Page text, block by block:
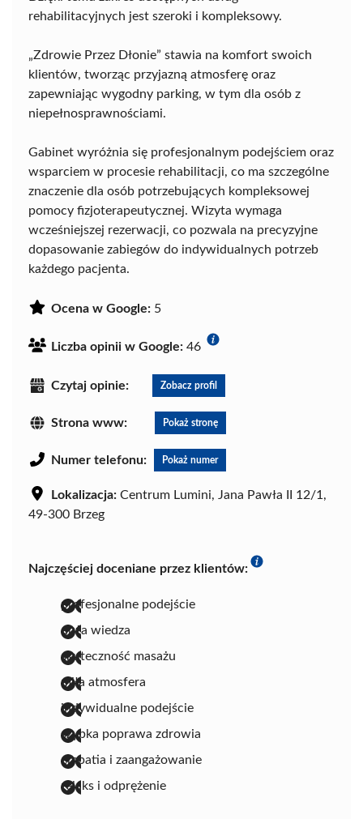
rehabilitacyjnych jest szeroki i kompleksowy.
„Zdrowie Przez Dłonie” stawia na komfort swoich
klientów, tworząc przyjazną atmosferę oraz
zapewniając wygodny parking, w tym dla osób z
niepełnosprawnościami.
Gabinet wyróżnia się profesjonalnym podejściem oraz
wsparciem w procesie rehabilitacji, co ma szczególne
znaczenie dla osób potrzebujących kompleksowej
pomocy fizjoterapeutycznej. Wizyta wymaga
wcześniejszej rezerwacji, co pozwala na precyzyjne
dopasowanie zabiegów do indywidualnych potrzeb
każdego pacjenta.
Ocena w Google: 5
Liczba opinii w Google: 46
Czytaj opinie: Zobacz profil
Strona www: Pokaż stronę
Numer telefonu: Pokaż numer
Lokalizacja: Centrum Lumini, Jana Pawła II 12/1,
49-300 Brzeg
Najczęściej doceniane przez klientów:
profesjonalne podejście
duża wiedza
skuteczność masażu
miła atmosfera
indywidualne podejście
szybka poprawa zdrowia
empatia i zaangażowanie
relaks i odprężenie